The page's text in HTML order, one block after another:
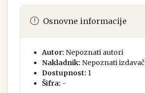
Osnovne informacije
Autor: Nepoznati autori
Nakladnik: Nepoznati izdavač
Dostupnost: 1
Šifra: -